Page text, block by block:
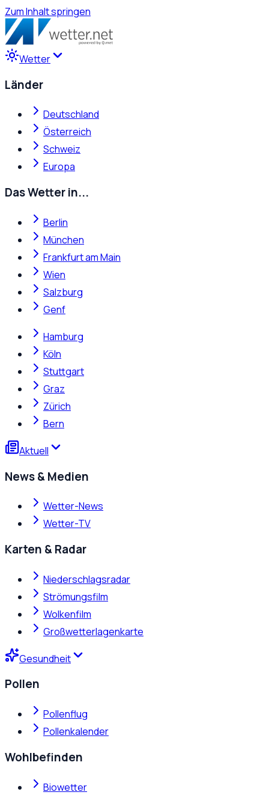
Zum Inhalt springen
Wetter
Länder
Deutschland
Österreich
Schweiz
Europa
Das Wetter in...
Berlin
München
Frankfurt am Main
Wien
Salzburg
Genf
Hamburg
Köln
Stuttgart
Graz
Zürich
Bern
Aktuell
News & Medien
Wetter-News
Wetter-TV
Karten & Radar
Niederschlagsradar
Strömungsfilm
Wolkenfilm
Großwetterlagenkarte
Gesundheit
Pollen
Pollenflug
Pollenkalender
Wohlbefinden
Biowetter